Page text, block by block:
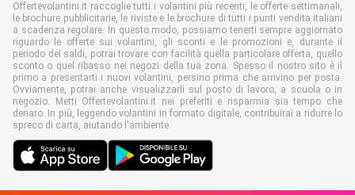
Offertevolantini.it raccoglie tutti i volantini più recenti, le offerte settimanali,
le brochure pubblicitarie, le riviste e le brochure di tutti i punti vendita italiani
a scadenza regolare. In questo modo, possiamo tenerti sempre aggiornato
riguardo le offerte sui volantini, gli sconti e le promozioni e, durante il
periodo dei saldi, potrai trovare con facilità quella particolare offerta, quello
sconto o quel ribasso nei negozi della tua zona. Spesso il nostro sito è il
primo a presentarti i nuovi volantini, persino prima che arrivino per posta.
Ovviamente, potrai anche visualizzarli sul posto di lavoro, a scuola o in
negozio. Metti Offertevolantini.it nei preferiti e risparmia sia tempo che
denaro. In più, leggendo volantini in formato digitale, contribuirai a ridurre lo
spreco di carta, aiutando l'ambiente.